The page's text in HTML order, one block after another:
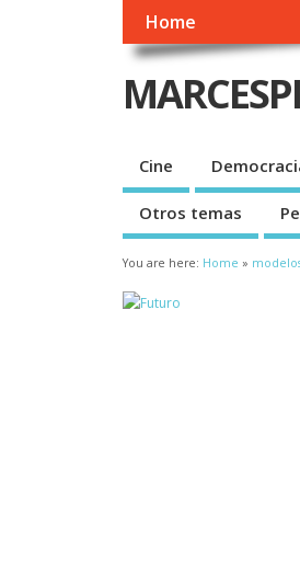
Home
Cine
Otros temas
You are here: Home »